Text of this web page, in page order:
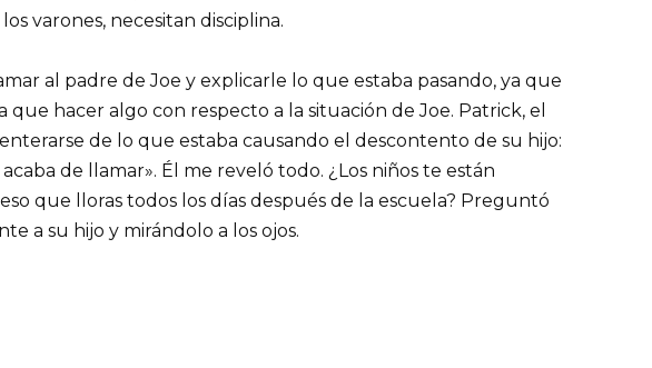
varones, necesitan disciplina.
al padre de Joe y explicarle lo que estaba pasando, ya que
hacer algo con respecto a la situación de Joe. Patrick, el
de lo que estaba causando el descontento de su hijo:
acaba de llamar». Él me reveló todo. ¿Los niños te están
que lloras todos los días después de la escuela? Preguntó
a su hijo y mirándolo a los ojos.